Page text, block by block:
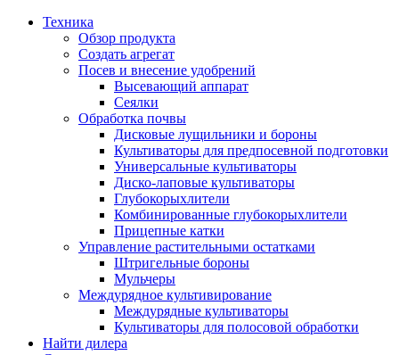
Техника
Обзор продукта
Создать агрегат
Посев и внесение удобрений
Высевающий аппарат
Сеялки
Oбработка почвы
Дисковые лущильники и бороны
Культиваторы для предпосевной подготовки
Универсальные культиваторы
Диско-лаповые культиваторы
Глубокорыхлители
Комбинированные глубокорыхлители
Прицепные катки
Управление растительными остатками
Штригельные бороны
Мульчеры
Междурядное культивирование
Междурядные культиваторы
Культиваторы для полосовой обработки
Найти дилера